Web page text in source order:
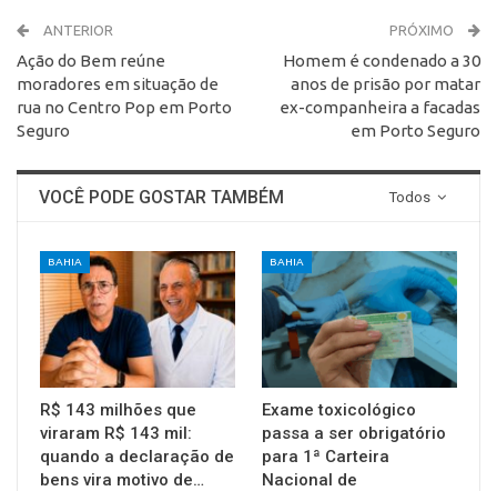
ANTERIOR
Ação do Bem reúne
moradores em situação de
rua no Centro Pop em Porto
Seguro
PRÓXIMO
Homem é condenado a 30
anos de prisão por matar
ex-companheira a facadas
em Porto Seguro
Todos
VOCÊ PODE GOSTAR TAMBÉM
BAHIA
R$ 143 milhões que
viraram R$ 143 mil:
quando a declaração de
bens vira motivo de…
BAHIA
Exame toxicológico
passa a ser obrigatório
para 1ª Carteira
Nacional de